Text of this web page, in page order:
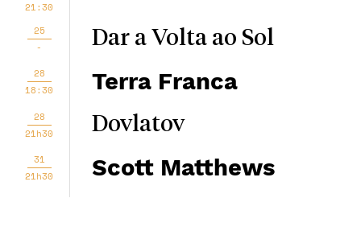
21:30
25
-
Dar a Volta ao Sol
28
18:30
Terra Franca
28
21h30
Dovlatov
31
21h30
Scott Matthews